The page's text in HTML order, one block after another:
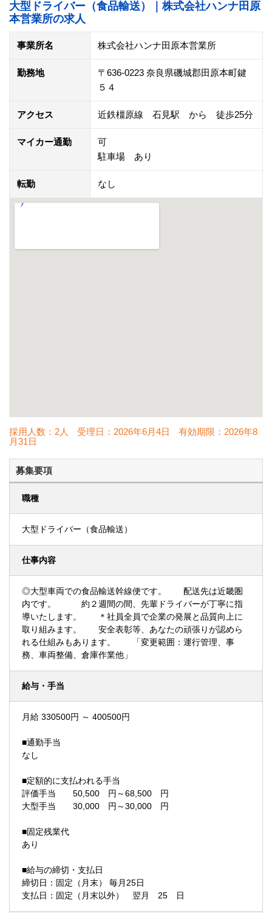
大型ドライバー（食品輸送）｜株式会社ハンナ田原
本営業所の求人
事業所名 株式会社ハンナ田原本営業所
勤務地
〒636-0223 奈良県磯城郡田原本町鍵
５４
アクセス 近鉄橿原線 石見駅 から 徒歩25分
マイカー通勤
可
駐車場 あり
転勤 なし
採用人数：2人 受理日： 2026年6月4日 有効期限： 2026年8
月31日
募集要項
職種
大型ドライバー（食品輸送）
仕事内容
◎大型車両での食品輸送幹線便です。 配送先は近畿圏
内です。 約２週間の間、先輩ドライバーが丁寧に指
導いたします。 ＊社員全員で企業の発展と品質向上に
取り組みます。 安全表彰等、あなたの頑張りが認めら
れる仕組みもあります。 「変更範囲：運行管理、事
務、車両整備、倉庫作業他」
給与・手当
月給 330500円 ～ 400500円
■通勤手当
なし
■定額的に支払われる手当
評価手当 50,500 円～68,500 円
大型手当 30,000 円～30,000 円
■固定残業代
あり
■給与の締切・支払日
締切日：固定（月末） 毎月25日
支払日：固定（月末以外） 翌月 25 日